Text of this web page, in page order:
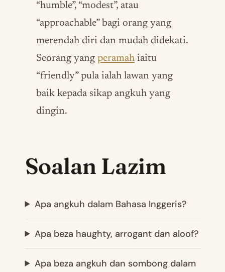
“humble”, “modest”, atau
“approachable” bagi orang yang
merendah diri dan mudah didekati.
Seorang yang peramah iaitu
“friendly” pula ialah lawan yang
baik kepada sikap angkuh yang
dingin.
Soalan Lazim
Apa angkuh dalam Bahasa Inggeris?
Apa beza haughty, arrogant dan aloof?
Apa beza angkuh dan sombong dalam